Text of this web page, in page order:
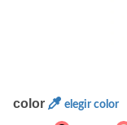
color elegir color